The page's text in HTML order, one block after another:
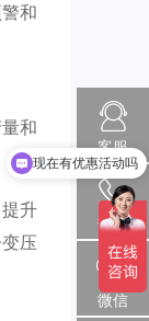
和
和
升
压
客服
热线
微信
可以介绍下你们的产品么
现在有优惠活动吗